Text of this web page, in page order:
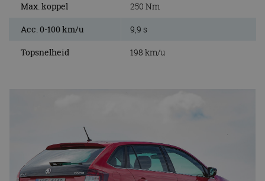
Max. koppel 250 Nm
Acc. 0-100 km/u 9,9 s
Topsnelheid 198 km/u